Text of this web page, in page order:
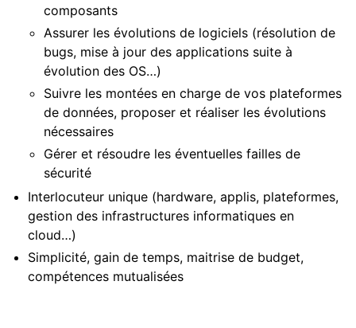
composants
Assurer les évolutions de logiciels (résolution de
bugs, mise à jour des applications suite à
évolution des OS…)
Suivre les montées en charge de vos plateformes
de données, proposer et réaliser les évolutions
nécessaires
Gérer et résoudre les éventuelles failles de
sécurité
Interlocuteur unique (hardware, applis, plateformes,
gestion des infrastructures informatiques en
cloud…)
Simplicité, gain de temps, maitrise de budget,
compétences mutualisées